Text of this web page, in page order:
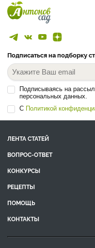
Подписаться на подборку
Подписываясь на
персональных данных.
С Политикой
ЛЕНТА СТАТЕЙ
ВОПРОС-ОТВЕТ
КОНКУРСЫ
РЕЦЕПТЫ
ПОМОЩЬ
КОНТАКТЫ